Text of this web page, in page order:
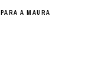
PARA A MAURA